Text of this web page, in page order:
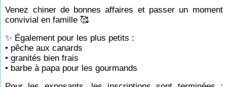
Venez chiner de bonnes affaires et passer un moment
convivial en famille 🥰
✨ Également pour les plus petits :
• pêche aux canards
• granités bien frais
• barbe à papa pour les gourmands